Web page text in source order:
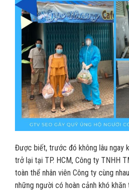
Được biết, trước đó không lâu ngay
trở lại tại TP. HCM, Công ty TNHH
toàn thể nhân viên Công ty cùng
những người có hoàn cảnh khó khăn